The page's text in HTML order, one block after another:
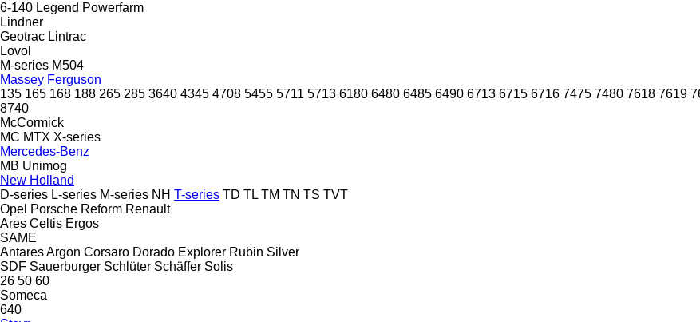
6-140 Legend Powerfarm
Lindner
Geotrac Lintrac
Lovol
M-series M504
Massey Ferguson
135 165 168 188 265 285 3640 4345 4708 5455 5711 5713 6180 6480 6485 6490 6713 6715 6716 7475 7480 7618 7619
8740
McCormick
MC MTX X-series
Mercedes-Benz
MB Unimog
New Holland
D-series L-series M-series NH T-series TD TL TM TN TS TVT
Opel Porsche Reform Renault
Ares Celtis Ergos
SAME
AntaresArgon Corsaro Dorado Explorer Rubin Silver
SDF Sauerburger Schlüter Schäffer Solis
26 50 60
Someca
640